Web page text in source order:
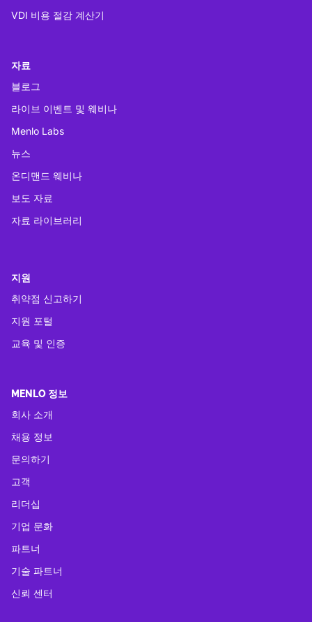
VDI 비용 절감 계산기
자료
블로그
라이브 이벤트 및 웨비나
Menlo Labs
뉴스
온디맨드 웨비나
보도 자료
자료 라이브러리
지원
취약점 신고하기
지원 포털
교육 및 인증
MENLO 정보
회사 소개
채용 정보
문의하기
고객
리더십
기업 문화
파트너
기술 파트너
신뢰 센터